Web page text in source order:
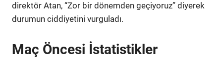
direktör Atan, “Zor bir dönemden geçiyoruz” diyerek
durumun ciddiyetini vurguladı.
Maç Öncesi İstatistikler